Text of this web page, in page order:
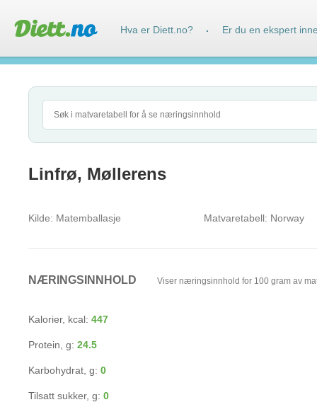
Linfrø, Møllerens
Kilde: Matemballasje Matvaretabell: Norway
NÆRINGSINNHOLD Viser næringsinnhold for 100 gram av
Kalorier, kcal: 447
Protein, g: 24.5
Karbohydrat, g: 0
Tilsatt sukker, g: 0
Hva er Diett.no? · Er du en ekspert